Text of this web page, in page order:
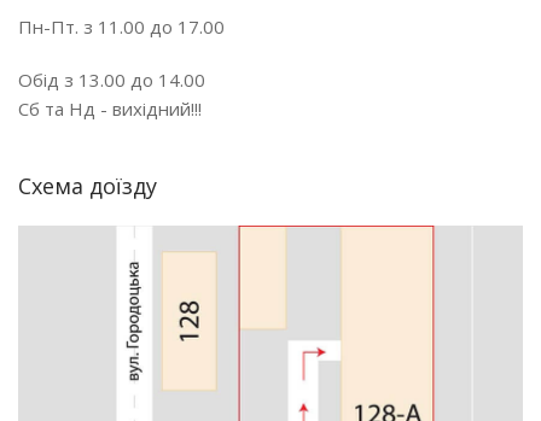
Пн-Пт. з 11.00 до 17.00
Обід з 13.00 до 14.00
Сб та Нд - вихідний!!!
Схема доїзду